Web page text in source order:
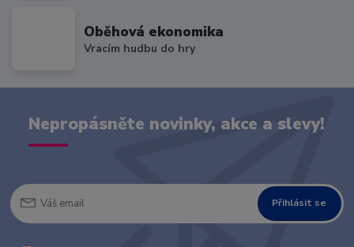
Oběhová ekonomika
Vracím hudbu do hry
Nepropásněte novinky, akce a slevy!
Přihlásit se